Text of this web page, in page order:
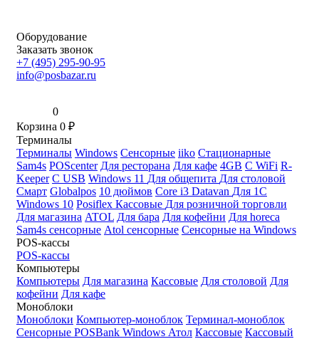
Оборудование
Заказать звонок
+7 (495) 295-90-95
info@posbazar.ru
0
Корзина 0 ₽
Терминалы
Терминалы Windows Сенсорные iiko Стационарные
Sam4s POScenter Для ресторана Для кафе 4GB С WiFi R-
Keeper С USB Windows 11 Для общепита Для столовой
Смарт Globalpos 10 дюймов Core i3 Datavan Для 1С
Windows 10 Posiflex Кассовые Для розничной торговли
Для магазина ATOL Для бара Для кофейни Для horeca
Sam4s сенсорные Atol сенсорные Сенсорные на Windows
POS-кассы
POS-кассы
Компьютеры
Компьютеры Для магазина Кассовые Для столовой Для
кофейни Для кафе
Моноблоки
Моноблоки Компьютер-моноблок Терминал-моноблок
Сенсорные POSBank Windows Атол Кассовые Кассовый